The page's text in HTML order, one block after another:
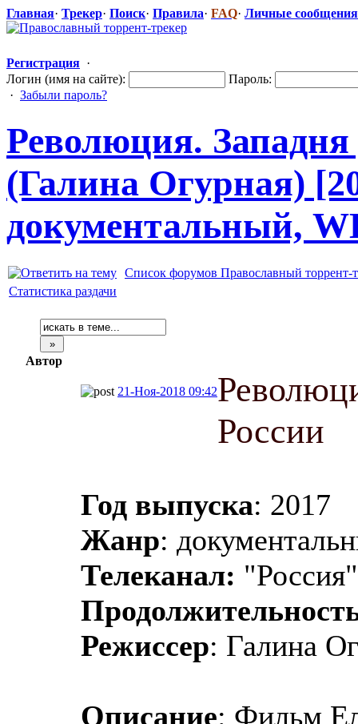
Главная· Трекер· Поиск· Правила· FAQ· Личные сообщения
Регистрация ·
Логин (имя на сайте):
Пароль:
· Забыли пароль?
Революция.
(Галина Огурная)
документальн​ый,
Список форумов Православный торрент-
Статистика раздачи
Автор
21-Ноя-2018 09:42
России
Год выпуска: 2017
Жанр:
Телеканал:
Режиссер: Галина
Описание: Фильм